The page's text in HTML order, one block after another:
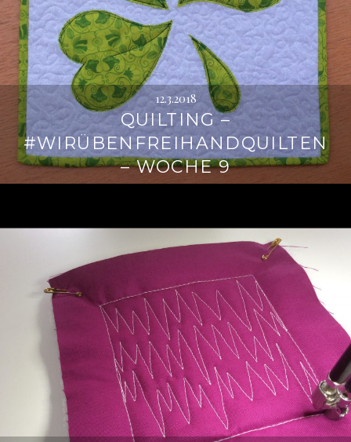
12.3.2018
QUILTING –
#WIRÜBENFREIHANDQUILTEN
– WOCHE 9